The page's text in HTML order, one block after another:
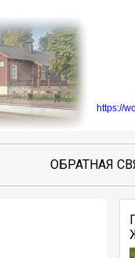
https://
ОБРАТНАЯ